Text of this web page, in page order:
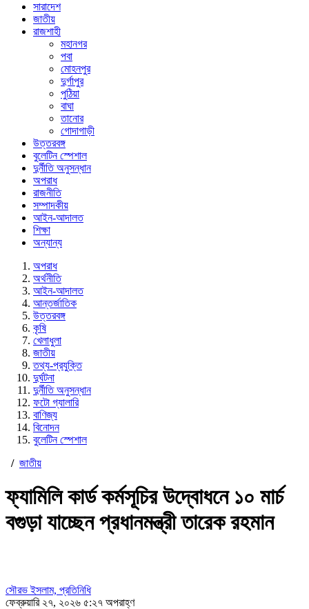
সারাদেশ
জাতীয়
রাজশাহী
মহানগর
পবা
মোহনপুর
দুর্গাপুর
পুঠিয়া
বাঘা
তানোর
গোদাগাড়ী
উত্তরবঙ্গ
বুলেটিন স্পেশাল
দুর্নীতি অনুসন্ধান
অপরাধ
রাজনীতি
সম্পাদকীয়
আইন-আদালত
শিক্ষা
অন্যান্য
অপরাধ
অর্থনীতি
আইন-আদালত
আন্তর্জাতিক
উত্তরবঙ্গ
কৃষি
খেলাধুলা
জাতীয়
তথ্য-প্রযুক্তি
দুর্ঘটনা
দুর্নীতি অনুসন্ধান
ফটো গ্যালারি
বাণিজ্য
বিনোদন
বুলেটিন স্পেশাল
/ জাতীয়
ফ্যামিলি কার্ড কর্মসূচির উদ্বোধনে ১০ মার্চ
বগুড়া যাচ্ছেন প্রধানমন্ত্রী তারেক রহমান
সৌরভ ইসলাম, প্রতিনিধি
ফেব্রুয়ারি ২৭, ২০২৬ ৫:২৭ অপরাহ্ণ